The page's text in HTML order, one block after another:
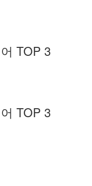
TOP 3
TOP 3